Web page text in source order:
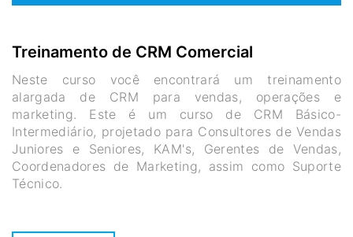
Treinamento de CRM Comercial
Neste curso você encontrará um treinamento
alargada de CRM para vendas, operações e
marketing. Este é um curso de CRM Básico-
Intermediário, projetado para Consultores de Vendas
Juniores e Seniores, KAM's, Gerentes de Vendas,
Coordenadores de Marketing, assim como Suporte
Técnico.